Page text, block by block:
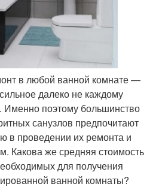
в любой ванной комнате —
далеко не каждому
Именно поэтому большинство
санузлов предпочитают
в проведении их ремонта и
Какова же средняя стоимость
для получения
ванной комнаты?